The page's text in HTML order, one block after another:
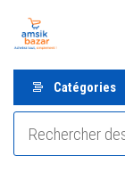
Catégories